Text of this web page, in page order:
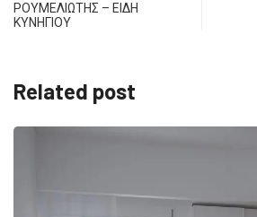
ΡΟΥΜΕΛΙΩΤΗΣ – ΕΙΔΗ
ΚΥΝΗΓΙΟΥ
Related post